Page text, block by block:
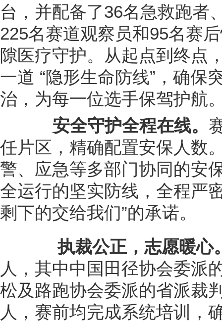
台，并配备了36名急救跑者
225名赛道观察员和95名赛
隙医疗守护。从起点到终点
一道 “隐形生命防线”，确保
治，为每一位选手保驾护航
安全守护全程在线。
任片区，精确配置安保人数
警、应急等多部门协同的安
全运行的坚实防线，全程严
剩下的交给我们”的承诺。
执裁公正，志愿暖心
人，其中中国田径协会委派
松及路跑协会委派的省派裁
人，赛前均完成系统培训，